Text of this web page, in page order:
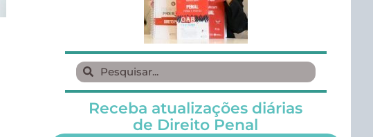
Receba atualizações diárias
de Direito Penal